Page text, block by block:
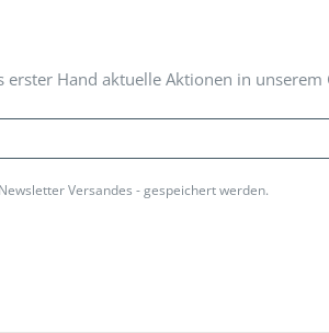
Hand aktuelle Aktionen in unserem
Versandes - gespeichert werden.